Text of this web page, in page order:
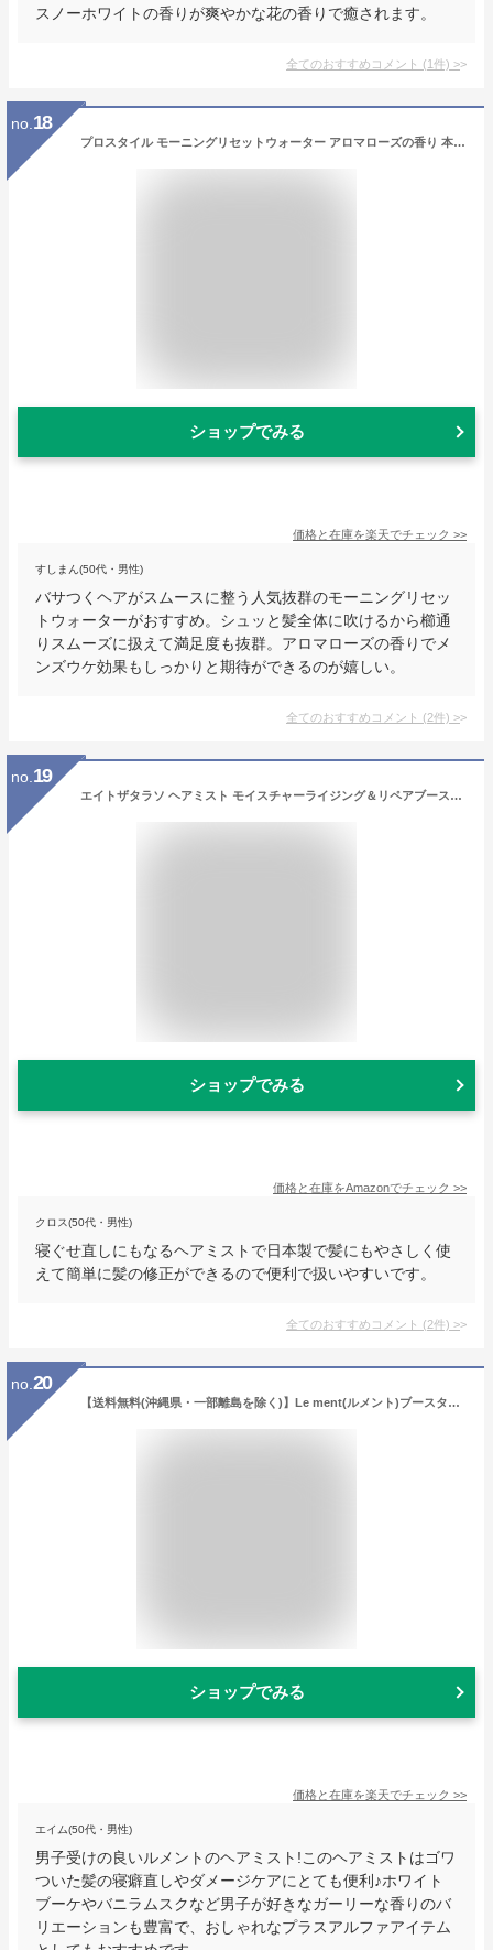
スノーホワイトの香りが爽やかな花の香りで癒されます。
全てのおすすめコメント (1件) >
no. 18
プロスタイル モーニングリセットウォーター アロマローズの香り 本体/アロマローズ 280ml ヘアスタイリングヘアミスト アットコスメ
ショップでみる
価格と在庫を楽天でチェック >>
すしまん(50代・男性)
バサつくヘアがスムースに整う人気抜群のモーニングリセッ
トウォーターがおすすめ。シュッと髪全体に吹けるから櫛通
りスムーズに扱えて満足度も抜群。アロマローズの香りでメ
ンズウケ効果もしっかりと期待ができるのが嬉しい。
全てのおすすめコメント (2件) >
no. 19
エイトザタラソ ヘアミスト モイスチャーライジング＆リペアブースター 導入液ヘアミスト ヘアケア 寝癖直し 250ml 日本製
ショップでみる
価格と在庫をAmazonでチェック >>
クロス(50代・男性)
寝ぐせ直しにもなるヘアミストで日本製で髪にもやさしく使
えて簡単に髪の修正ができるので便利で扱いやすいです。
全てのおすすめコメント (2件) >
no. 20
【送料無料(沖縄県・一部離島を除く)】Le ment(ルメント)ブースターミスト＆集中補修型ヘアマスク 髪の導入美容液 ヘアミスト 寝ぐせ直し ヘアトリートメント ヘアパック ダメージケア ホワイトブーケ バニラムスク ブルームブーケ シトラスミント
ショップでみる
価格と在庫を楽天でチェック >>
エイム(50代・男性)
男子受けの良いルメントのヘアミスト!このヘアミストはゴワ
ついた髪の寝癖直しやダメージケアにとても便利♪ホワイト
ブーケやバニラムスクなど男子が好きなガーリーな香りのバ
リエーションも豊富で、おしゃれなプラスアルファアイテム